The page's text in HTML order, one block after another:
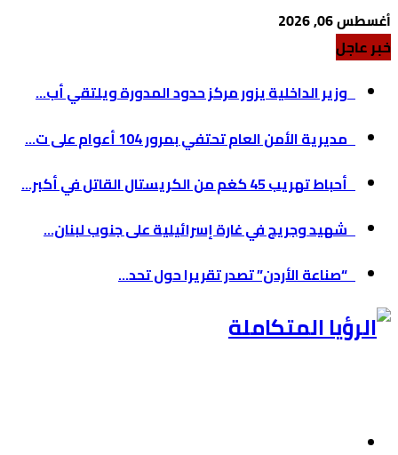
أغسطس 06, 2026
خبر عاجل
وزير الداخلية يزور مركز حدود المدورة ويلتقي أب...
مديرية الأمن العام تحتفي بمرور 104 أعوام على ت...
أحباط تهريب 45 كغم من الكريستال القاتل في أكبر...
شهيد وجريح في غارة إسرائيلية على جنوب لبنان...
“صناعة الأردن” تصدر تقريرا حول تحد...